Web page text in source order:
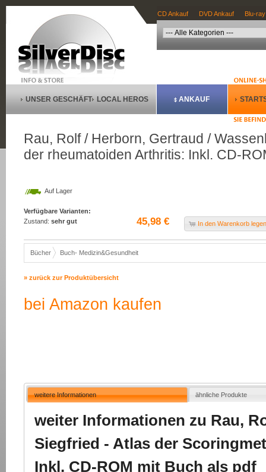
CD Ankauf DVD Ankauf Blu-
UNSER GESCHÄFT LOCAL HEROS ANKAUF
Rau, Rolf / Herborn, Gertraud /
der rheumatoiden Arthritis: Inkl. CD-
Auf Lager
Verfügbare Varianten:
Zustand: sehr gut 45,98 € In den Warenkorb
Bücher Buch- Medizin&Gesundheit
» zurück zur Produktübersicht
bei Amazon kaufen
weitere Informationen ähnliche Produkte
weiter Informationen zu Rau,
Siegfried - Atlas der
Inkl. CD-ROM mit Buch als pdf